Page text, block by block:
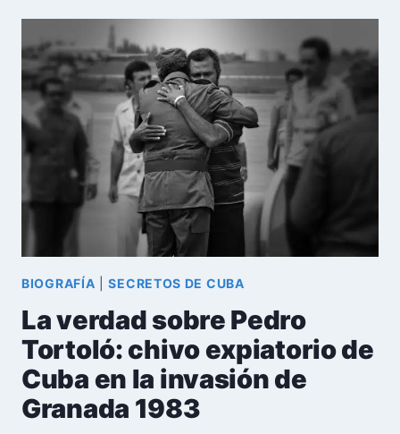
COSMONAUTA
CUBANO
QUE
LLEVÓ
LA
GUERRA
FRÍA
AL
ESPACIO
BIOGRAFÍA |SECRETOS DE CUBA
La verdad sobre Pedro
Tortoló: chivo expiatorio de
Cuba en la invasión de
Granada 1983